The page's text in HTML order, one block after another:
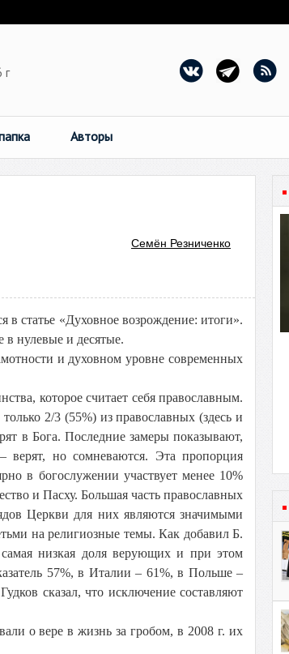
г
Авторы
Семён Резниченко
статье «Духовное возрождение: итоги».
в нулевые и десятые.
и духовном уровне современных
которое считает себя православным.
2/3 (55%) из православных (здесь и
в Бога. Последние замеры показывают,
но сомневаются. Эта пропорция
в богослужении участвует менее 10%
и Пасху. Большая часть православных
Церкви для них являются значимыми
на религиозные темы. Как добавил Б.
низкая доля верующих и при этом
57%, в Италии – 61%, в Польше –
сказал, что исключение составляют
о вере в жизнь за гробом, в 2008 г. их